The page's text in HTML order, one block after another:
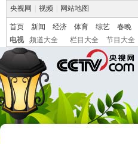
央视网 视频 网站地图
首页 新闻 经济 体育 综艺 春晚
电视
频道大全 栏目大全 节目大全